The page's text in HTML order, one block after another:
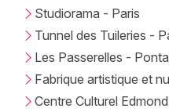
Studiorama - Paris
Tunnel des Tuileries -
Les Passerelles -
Fabrique artistique et
Centre Culturel